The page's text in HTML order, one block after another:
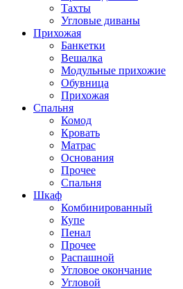
Тахты
Угловые диваны
Прихожая
Банкетки
Вешалка
Модульные прихожие
Обувница
Прихожая
Спальня
Комод
Кровать
Матраc
Основания
Прочее
Спальня
Шкаф
Комбинированный
Купе
Пенал
Прочее
Распашной
Угловое окончание
Угловой